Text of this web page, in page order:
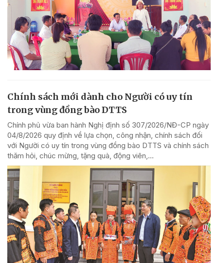
Chính sách mới dành cho Người có uy tín
trong vùng đồng bào DTTS
Chính phủ vừa ban hành Nghị định số 307/2026/NĐ-CP ngày
04/8/2026 quy định về lựa chọn, công nhận, chính sách đối
với Người có uy tín trong vùng đồng bào DTTS và chính sách
thăm hỏi, chúc mừng, tặng quà, động viên,...